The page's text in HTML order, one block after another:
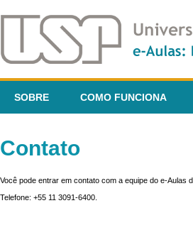
SOBRE COMO FUNCIONA
Contato
Você pode entrar em contato com a equipe do e-Aulas
Telefone: +55 11 3091-6400.